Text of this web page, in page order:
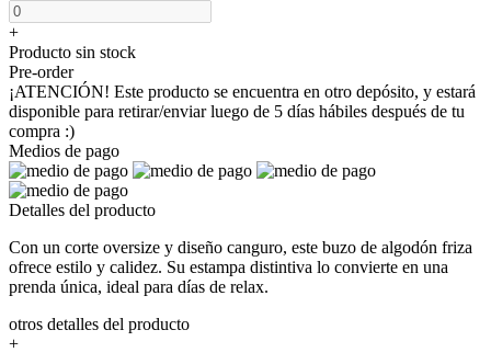
+
Producto sin stock
Pre-order
¡ATENCIÓN! Este producto se encuentra en otro depósito, y estará
disponible para retirar/enviar luego de 5 días hábiles después de tu
compra :)
Medios de pago
Detalles del producto
Con un corte oversize y diseño canguro, este buzo de algodón friza
ofrece estilo y calidez. Su estampa distintiva lo convierte en una
prenda única, ideal para días de relax.
otros detalles del producto
+